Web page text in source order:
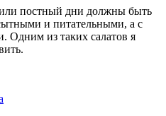
постный дни должны быть
и питательными, а с
Одним из таких салатов я